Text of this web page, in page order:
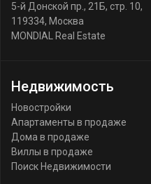
5-й Донской пр., 21Б, стр. 10,
119334, Москва
MONDIAL Real Estate
Недвижимость
Новостройки
Апартаменты в продаже
Дома в продаже
Виллы в продаже
Поиск Недвижимости